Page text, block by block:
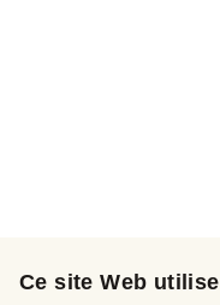
Ce site Web